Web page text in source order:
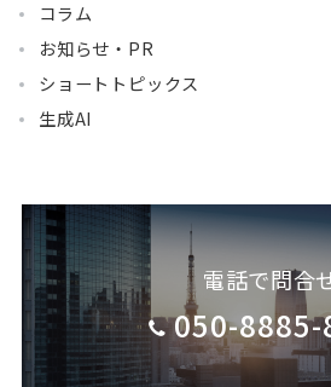
コラム
お知らせ・PR
ショートトピックス
生成AI
電話で問合
050-